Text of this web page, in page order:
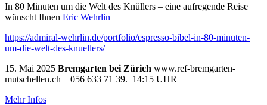
In 80 Minuten um die Welt des Knüllers – eine aufregende Reise
wünscht Ihnen Eric Wehrlin
https://admiral-wehrlin.de/portfolio/espresso-bibel-in-80-minuten-
um-die-welt-des-knuellers/
15. Mai 2025 Bremgarten bei Zürich www.ref-bremgarten-
mutschellen.ch 056 633 71 39. 14:15 UHR
Mehr Infos